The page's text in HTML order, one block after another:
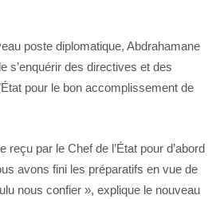
poste diplomatique, Abdrahamane
s’enquérir des directives et des
pour le bon accomplissement de
reçu par le Chef de l’État pour d’abord
avons fini les préparatifs en vue de
nous confier », explique le nouveau